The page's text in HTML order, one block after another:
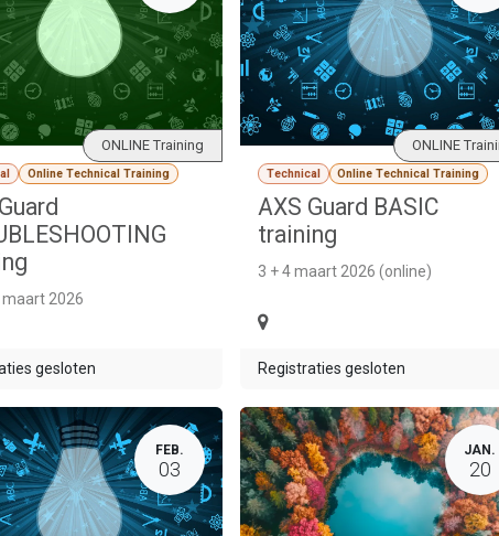
Online Technical Training
maart 2026
ONLINE Training
gesloten
Technical Online Technical Training
AXS Guard BASIC
training
3 + 4 maart 2026 (online)
ONLINE
Registraties gesloten
FEB.
03
JAN.
20